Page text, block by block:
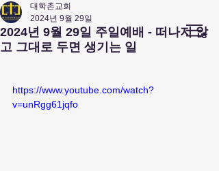
앤아버​ 대학촌 교회
Campus Town Church of Ann Arbor
2024년 9월 29일 주일예배 - 떠나지 않
고 그대로 두면 생기는 일
대학촌교회
2024년 9월 29일
https://www.youtube.com/watch?
v=unRgg61jqfo